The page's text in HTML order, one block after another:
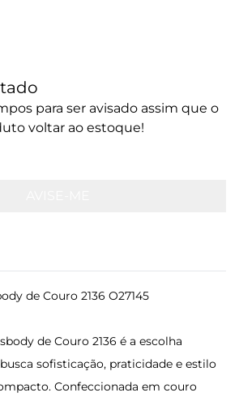
para ser avisado assim que o
voltar ao estoque!
de Couro 2136 O27145
de Couro 2136 é a escolha
sofisticação, praticidade e estilo
Confeccionada em couro